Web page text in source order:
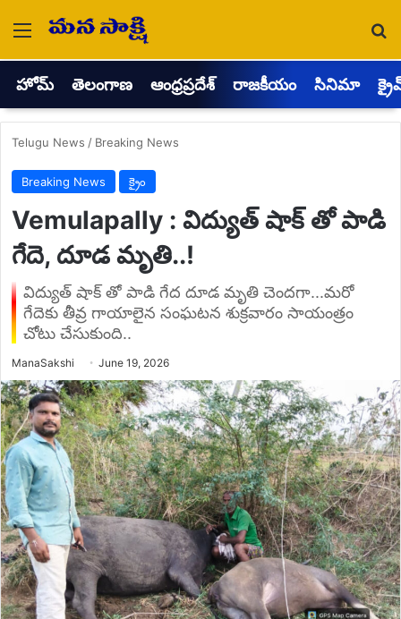
Menu
హోమ్ తెలంగాణ ఆంధ్రప్రదేశ్ రాజకీయం సినిమా
Telugu News / Breaking News
Breaking News క్రైం
Vemulapally : విద్యుత్ షాక్ తో పాడి
గేదె, దూడ మృతి..!
విద్యుత్ షాక్ తో పాడి గేద దూడ మృతి చెందగా...మరో
గేదెకు తీవ్ర గాయాలైన సంఘటన శుక్రవారం సాయంత్రం
చోటు చేసుకుంది..
ManaSakshi Send
email
June 19, 2026